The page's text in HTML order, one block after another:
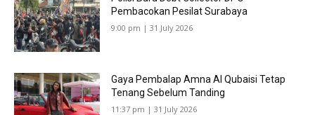
Pembacokan Pesilat Surabaya
9:00 pm | 31 July 2026
Gaya Pembalap Amna Al Qubaisi Tetap
Tenang Sebelum Tanding
11:37 pm | 31 July 2026